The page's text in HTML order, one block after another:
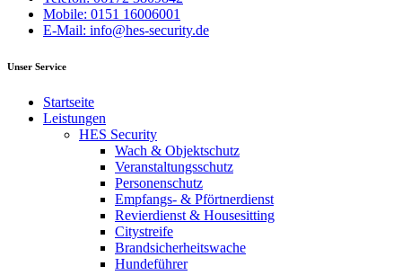
Mobile: 0151 16006001
E-Mail: info@hes-security.de
Unser Service
Startseite
Leistungen
HES Security
Wach & Objektschutz
Veranstaltungsschutz
Personenschutz
Empfangs- & Pförtnerdienst
Revierdienst & Housesitting
Citystreife
Brandsicherheitswache
Hundeführer